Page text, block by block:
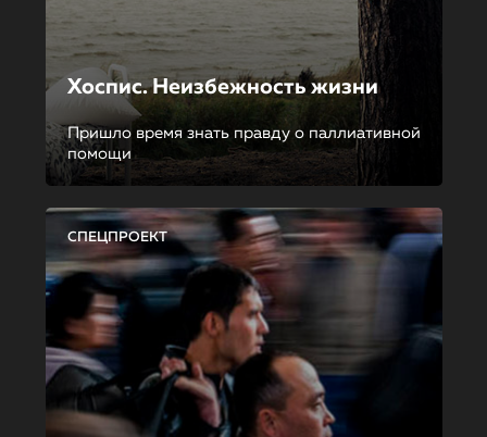
Хоспис. Неизбежность жизни
Пришло время знать правду о паллиативной
помощи
СПЕЦПРОЕКТ